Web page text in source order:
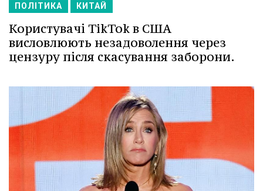
ПОЛІТИКА КИТАЙ
Користувачі TikTok в США
висловлюють незадоволення через
цензуру після скасування заборони.